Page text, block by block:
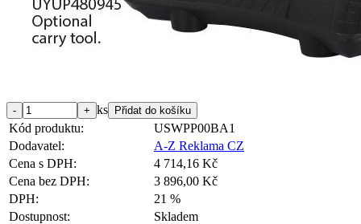
ks
Kód produktu:
USWPP00BA1
Dodavatel:
A-Z Reklama CZ
Cena s DPH:
4 714,16 Kč
Cena bez DPH:
3 896,00 Kč
DPH:
21 %
Dostupnost:
Skladem